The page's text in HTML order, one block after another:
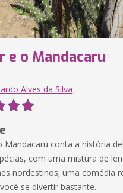
e o Mandacaru
Alves da Silva
Mandacaru conta a história
com uma mistura de
nordestinos; uma comédia
se divertir bastante.